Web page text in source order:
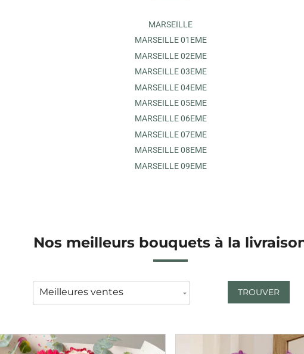
MARSEILLE
MARSEILLE 01EME
MARSEILLE 02EME
MARSEILLE 03EME
MARSEILLE 04EME
MARSEILLE 05EME
MARSEILLE 06EME
MARSEILLE 07EME
MARSEILLE 08EME
MARSEILLE 09EME
Nos meilleurs bouquets à la
TROUVER